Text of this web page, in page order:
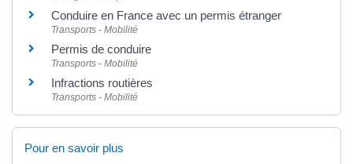
Conduire en France avec un permis étranger
Transports - Mobilité
Permis de conduire
Transports - Mobilité
Infractions routières
Transports - Mobilité
Pour en savoir plus